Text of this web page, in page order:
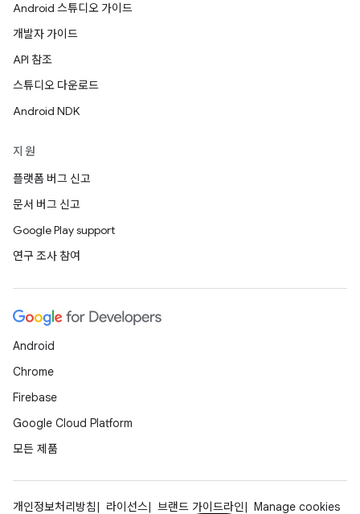
Android 스튜디오 가이드
개발자 가이드
API 참조
스튜디오 다운로드
Android NDK
지원
플랫폼 버그 신고
문서 버그 신고
Google Play support
연구 조사 참여
Android
Chrome
Firebase
Google Cloud Platform
모든 제품
개인정보처리방침 라이선스 브랜드 가이드라인 Manage cookies